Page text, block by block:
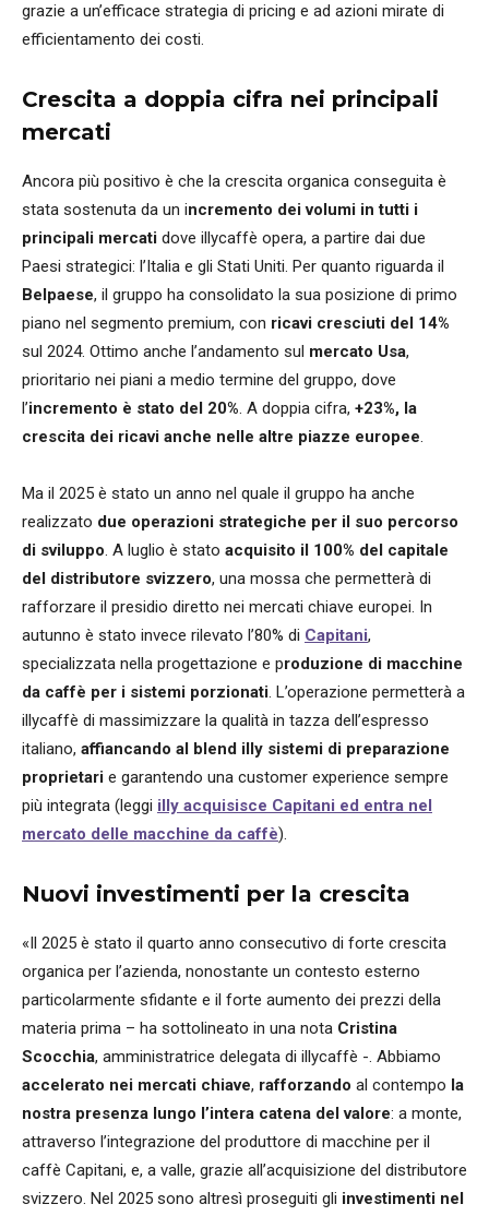
grazie a un’efficace strategia di pricing e ad azioni mirate di
efficientamento dei costi.
Crescita a doppia cifra nei principali
mercati
Ancora più positivo è che la crescita organica conseguita è
stata sostenuta da un incremento dei volumi in tutti i
principali mercati dove illycaffè opera, a partire dai due
Paesi strategici: l’Italia e gli Stati Uniti. Per quanto riguarda il
Belpaese, il gruppo ha consolidato la sua posizione di primo
piano nel segmento premium, con ricavi cresciuti del 14%
sul 2024. Ottimo anche l’andamento sul mercato Usa,
prioritario nei piani a medio termine del gruppo, dove
l’incremento è stato del 20%. A doppia cifra, +23%, la
crescita dei ricavi anche nelle altre piazze europee.
Ma il 2025 è stato un anno nel quale il gruppo ha anche
realizzato due operazioni strategiche per il suo percorso
di sviluppo. A luglio è stato acquisito il 100% del capitale
del distributore svizzero, una mossa che permetterà di
rafforzare il presidio diretto nei mercati chiave europei. In
autunno è stato invece rilevato l’80% di Capitani,
specializzata nella progettazione e produzione di macchine
da caffè per i sistemi porzionati. L’operazione permetterà a
illycaffè di massimizzare la qualità in tazza dell’espresso
italiano, affiancando al blend illy sistemi di preparazione
proprietari e garantendo una customer experience sempre
più integrata (leggi illy acquisisce Capitani ed entra nel
mercato delle macchine da caffè).
Nuovi investimenti per la crescita
«Il 2025 è stato il quarto anno consecutivo di forte crescita
organica per l’azienda, nonostante un contesto esterno
particolarmente sfidante e il forte aumento dei prezzi della
materia prima – ha sottolineato in una nota Cristina
Scocchia, amministratrice delegata di illycaffè -. Abbiamo
accelerato nei mercati chiave, rafforzando al contempo la
nostra presenza lungo l’intera catena del valore: a monte,
attraverso l’integrazione del produttore di macchine per il
caffè Capitani, e, a valle, grazie all’acquisizione del distributore
svizzero. Nel 2025 sono altresì proseguiti gli investimenti nel